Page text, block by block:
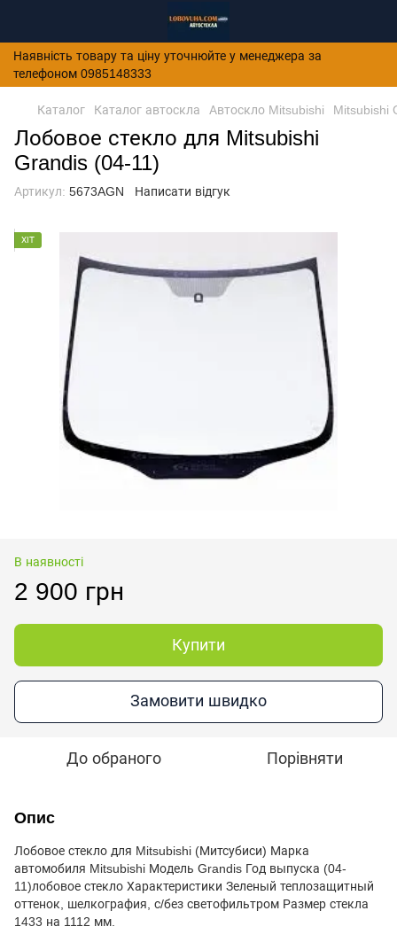
Наявність товару та ціну уточнюйте у менеджера за
телефоном 0985148333
Каталог Каталог автоскла Автоскло Mitsubishi Mitsubishi
Лобовое стекло для Mitsubishi
Grandis (04-11)
Артикул: 5673AGN Написати відгук
ХІТ
В наявності
2 900 грн
Купити
Замовити швидко
До обраного Порівняти
Опис
Лобовое стекло для Mitsubishi (Митсубиси) Марка
автомобиля Mitsubishi Модель Grandis Год выпуска (04-
11)лобовое стекло Характеристики Зеленый теплозащитный
оттенок, шелкография, с/без светофильтром Размер стекла
1433 на 1112 мм.